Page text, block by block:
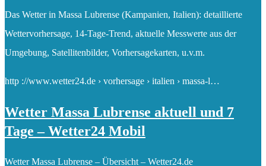
Das Wetter in Massa Lubrense (Kampanien, Italien): detaillierte
Wettervorhersage, 14-Tage-Trend, aktuelle Messwerte aus der
Umgebung, Satellitenbilder, Vorhersagekarten, u.v.m.
http ://www.wetter24.de › vorhersage › italien › massa-l…
Wetter Massa Lubrense aktuell und 7
Tage – Wetter24 Mobil
Wetter Massa Lubrense – Übersicht – Wetter24.de